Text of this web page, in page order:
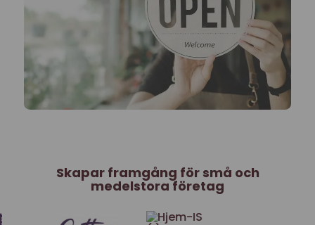
Skapar framgång för små och
medelstora företag